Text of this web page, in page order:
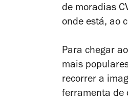
de moradias
onde está, ao
Para chegar
mais
recorrer a
ferramenta de